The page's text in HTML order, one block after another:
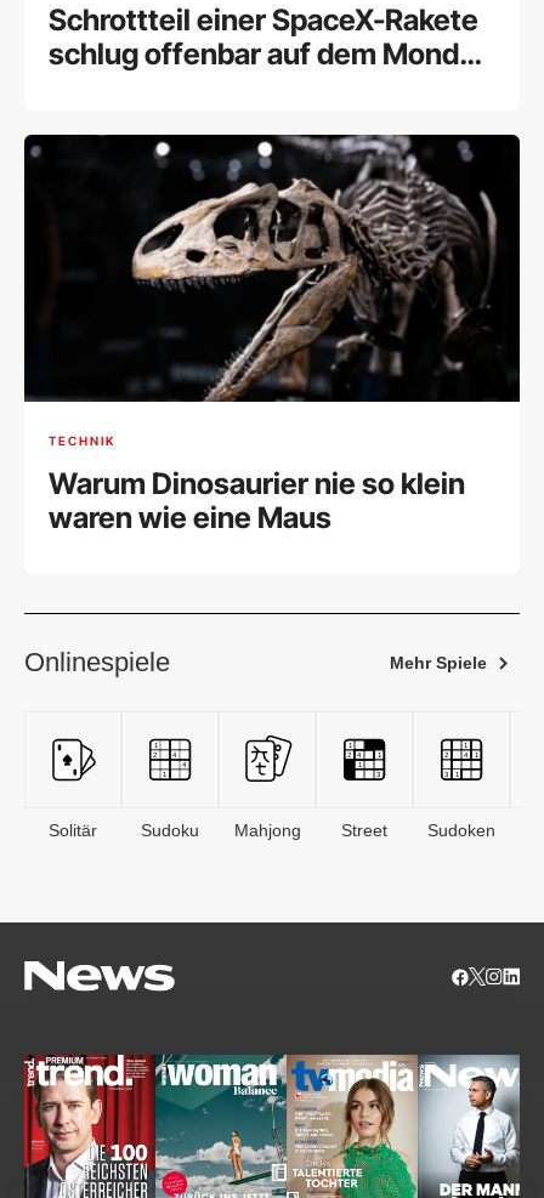
Schrottteil einer SpaceX-Rakete
schlug offenbar auf dem Mond
TECHNIK
Warum Dinosaurier nie so klein
waren wie eine Maus
Onlinespiele Mehr Spiele
Solitär Sudoku Mahjong Street Sudoken